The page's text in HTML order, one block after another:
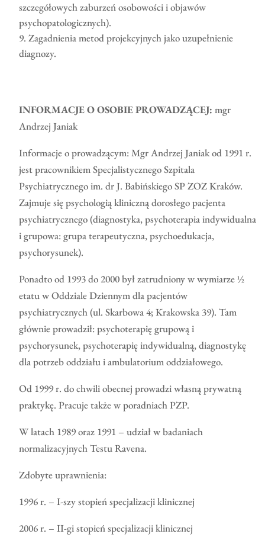
szczegółowych zaburzeń osobowości i objawów
psychopatologicznych).
Zagadnienia metod projekcyjnych jako uzupełnienie
diagnozy.
INFORMACJE O OSOBIE PROWADZĄCEJ:mgr
Andrzej Janiak
Informacje o prowadzącym: Mgr Andrzej Janiak od 1991 r.
jest pracownikiem Specjalistycznego Szpitala
Psychiatrycznego im. dr J. Babińskiego SP ZOZ Kraków.
Zajmuje się psychologią kliniczną dorosłego pacjenta
psychiatrycznego (diagnostyka, psychoterapia indywidualna
i grupowa: grupa terapeutyczna, psychoedukacja,
psychorysunek).
Ponadto od 1993 do 2000 był zatrudniony w wymiarze ½
etatu w Oddziale Dziennym dla pacjentów
psychiatrycznych (ul. Skarbowa 4; Krakowska 39). Tam
głównie prowadził: psychoterapię grupową i
psychorysunek, psychoterapię indywidualną, diagnostykę
dla potrzeb oddziału i ambulatorium oddziałowego.
Od 1999 r. do chwili obecnej prowadzi własną prywatną
praktykę. Pracuje także w poradniach PZP.
W latach 1989 oraz 1991 – udział w badaniach
normalizacyjnych Testu Ravena.
Zdobyte uprawnienia:
1996 r. – I-szy stopień specjalizacji klinicznej
2006 r. – II-gi stopień specjalizacji klinicznej